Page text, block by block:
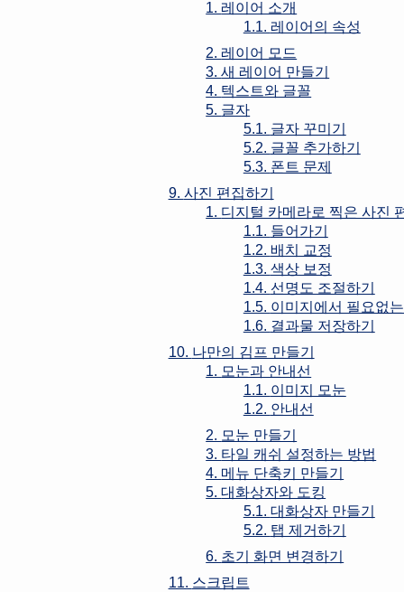
1. 레이어 소개
1.1. 레이어의 속성
2. 레이어 모드
3.새 레이어 만들기
4. 텍스트와 글꼴
5. 글자
5.1. 글자 꾸미기
5.2. 글꼴 추가하기
5.3. 폰트 문제
9. 사진 편집하기
1. 디지털 카메라로 찍은 사진
1.1. 들어가기
1.2. 배치 교정
1.3. 색상 보정
1.4. 선명도 조절하기
1.5. 이미지에서 필요없
1.6. 결과물 저장하기
10. 나만의 김프 만들기
1. 모눈과 안내선
1.1. 이미지 모눈
1.2. 안내선
2. 모눈 만들기
3. 타일 캐쉬 설정하는 방법
4. 메뉴 단축키 만들기
5.대화상자와 도킹
5.1. 대화상자 만들기
5.2. 탭 제거하기
6. 초기 화면 변경하기
11. 스크립트